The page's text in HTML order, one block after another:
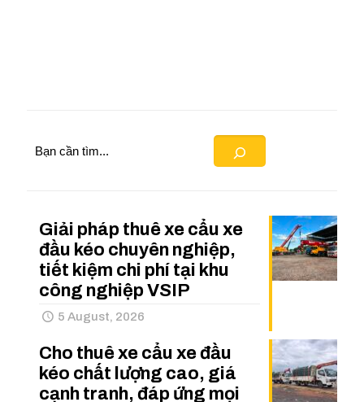
Search
Giải pháp thuê xe cẩu xe
đầu kéo chuyên nghiệp,
tiết kiệm chi phí tại khu
công nghiệp VSIP
5 August, 2026
Cho thuê xe cẩu xe đầu
kéo chất lượng cao, giá
cạnh tranh, đáp ứng mọi